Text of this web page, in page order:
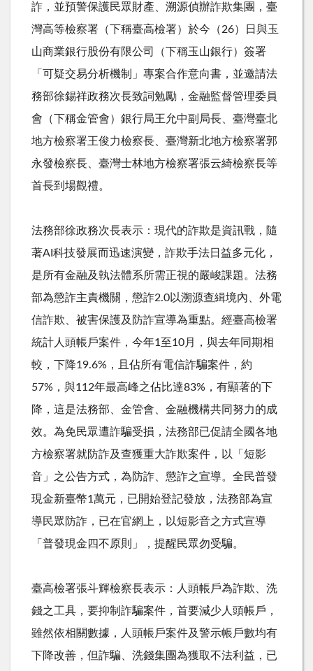
詐，並預警保護民眾財產、溯源偵辦詐欺集團，臺
灣高等檢察署（下稱臺高檢署）於今（26）日與玉
山商業銀行股份有限公司（下稱玉山銀行）簽署
「可疑交易分析機制」專案合作意向書，並邀請法
務部徐錫祥政務次長致詞勉勵，金融監督管理委員
會（下稱金管會）銀行局王允中副局長、臺灣臺北
地方檢察署王俊力檢察長、臺灣新北地方檢察署郭
永發檢察長、臺灣士林地方檢察署張云綺檢察長等
首長到場觀禮。
法務部徐政務次長表示：現代的詐欺是資訊戰，隨
著AI科技發展而迅速演變，詐欺手法日益多元化，
是所有金融及執法體系所需正視的嚴峻課題。法務
部為懲詐主責機關，懲詐2.0以溯源查緝境內、外電
信詐欺、被害保護及防詐宣導為重點。經臺高檢署
統計人頭帳戶案件，今年1至10月，與去年同期相
較，下降19.6% ，且佔所有電信詐騙案件，約
57% ，與112年最高峰之佔比達83% ，有顯著的下
降，這是法務部、金管會、金融機構共同努力的成
效。為免民眾遭詐騙受損，法務部已促請全國各地
方檢察署就防詐及查獲重大詐欺案件，以「短影
音」之公告方式，為防詐、懲詐之宣導。全民普發
現金新臺幣1萬元，已開始登記發放，法務部為宣
導民眾防詐，已在官網上，以短影音之方式宣導
「普發現金四不原則」，提醒民眾勿受騙。
臺高檢署張斗輝檢察長表示：人頭帳戶為詐欺、洗
錢之工具，要抑制詐騙案件，首要減少人頭帳戶，
雖然依相關數據，人頭帳戶案件及警示帳戶數均有
下降改善，但詐騙、洗錢集團為獲取不法利益，已